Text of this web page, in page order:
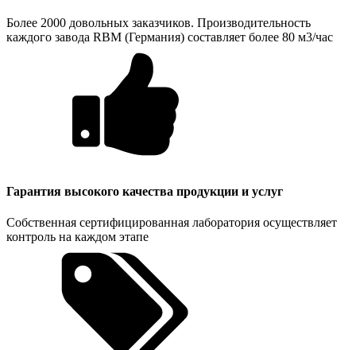
Более 2000 довольных заказчиков. Производительность
каждого завода RBM (Германия) составляет более 80 м3/час
Гарантия высокого качества продукции и услуг
Собственная сертифицированная лаборатория осуществляет
контроль на каждом этапе